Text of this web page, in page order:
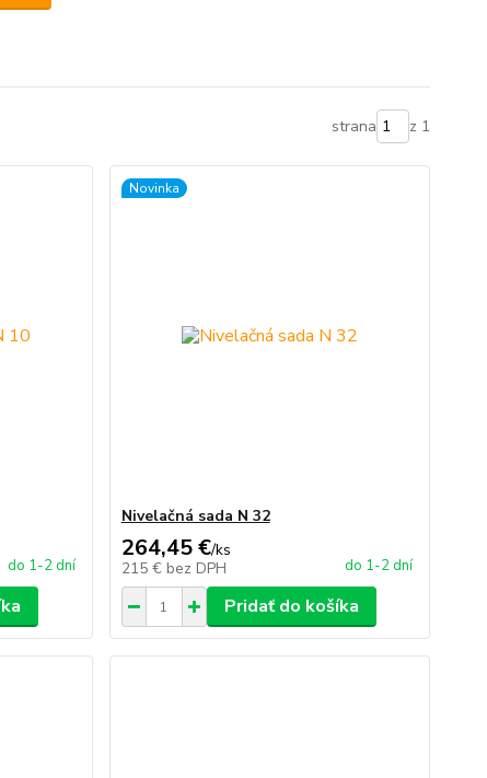
strana z 1
do 1-2 dní
Novinka
Nivelačná sada N 32
264,45 €/ks
215 € bez DPH do 1-2 dní
Pridať do košíka